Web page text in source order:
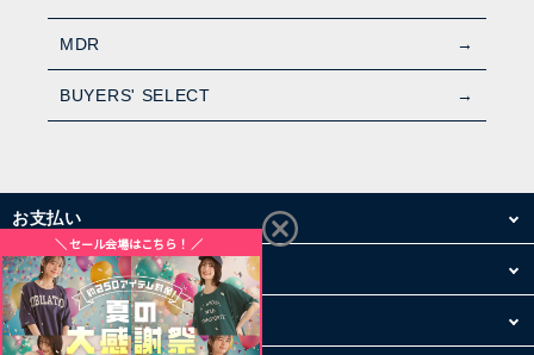
MDR
BUYERS' SELECT
お支払い
配送・送料
お買い物について